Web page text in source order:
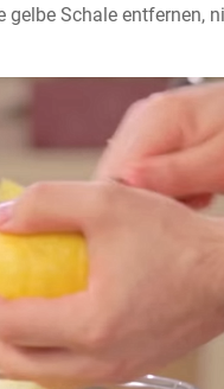
Schale entfernen,